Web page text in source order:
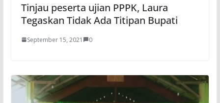
Tinjau peserta ujian PPPK, Laura
Tegaskan Tidak Ada Titipan Bupati
September 15, 2021 0